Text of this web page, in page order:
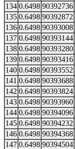
134 0.6498 90392736
135 0.6498 90392872
136 0.6498 90393008
137 0.6498 90393144
138 0.6498 90393280
139 0.6498 90393416
140 0.6498 90393552
141 0.6498 90393688
142 0.6498 90393824
143 0.6498 90393960
144 0.6498 90394096
145 0.6498 90394232
146 0.6498 90394368
147 0.6498 90394504